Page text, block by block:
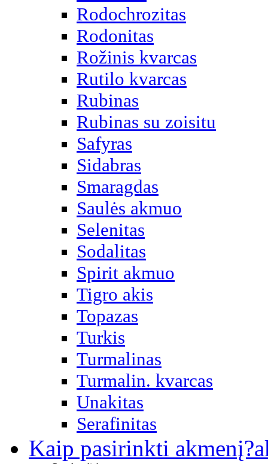
Rodochrozitas
Rodonitas
Rožinis kvarcas
Rutilo kvarcas
Rubinas
Rubinas su zoisitu
Safyras
Sidabras
Smaragdas
Saulės akmuo
Selenitas
Sodalitas
Spirit akmuo
Tigro akis
Topazas
Turkis
Turmalinas
Turmalin. kvarcas
Unakitas
Serafinitas
Kaip pasirinkti akmenį?